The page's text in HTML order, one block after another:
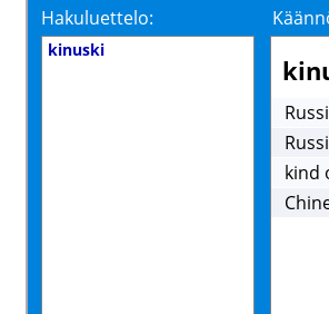
Hakuluettelo:
kinuski
kind